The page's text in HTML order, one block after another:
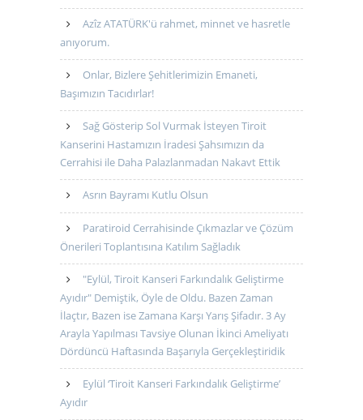
Azîz ATATÜRK'ü rahmet, minnet ve hasretle
anıyorum.
Onlar, Bizlere Şehitlerimizin Emaneti,
Başımızın Tacıdırlar!
Sağ Gösterip Sol Vurmak İsteyen Tiroit
Kanserini Hastamızın İradesi Şahsımızın da
Cerrahisi ile Daha Palazlanmadan Nakavt Ettik
Asrın Bayramı Kutlu Olsun
Paratiroid Cerrahisinde Çıkmazlar ve Çözüm
Önerileri Toplantısına Katılım Sağladık
"Eylül, Tiroit Kanseri Farkındalık Geliştirme
Ayıdır" Demiştik, Öyle de Oldu. Bazen Zaman
İlaçtır, Bazen ise Zamana Karşı Yarış Şifadır. 3 Ay
Arayla Yapılması Tavsiye Olunan İkinci Ameliyatı
Dördüncü Haftasında Başarıyla Gerçekleştiridik
Eylül ‘Tiroit Kanseri Farkındalık Geliştirme’
Ayıdır